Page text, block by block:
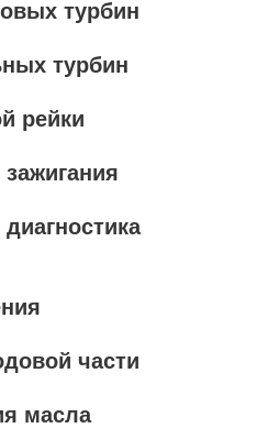
турбин
турбин
рейки
части
масла